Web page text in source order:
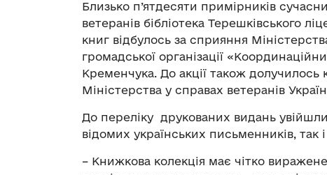
Близько п’ятдесяти примірників
ветеранів бібліотека Терешківського
книг відбулось за сприяння
громадської організації
Кременчука. До акції також долучилось
Міністерства у справах ветеранів
До переліку друкованих видань
відомих українських письменників, так
– Книжкова колекція має чітко